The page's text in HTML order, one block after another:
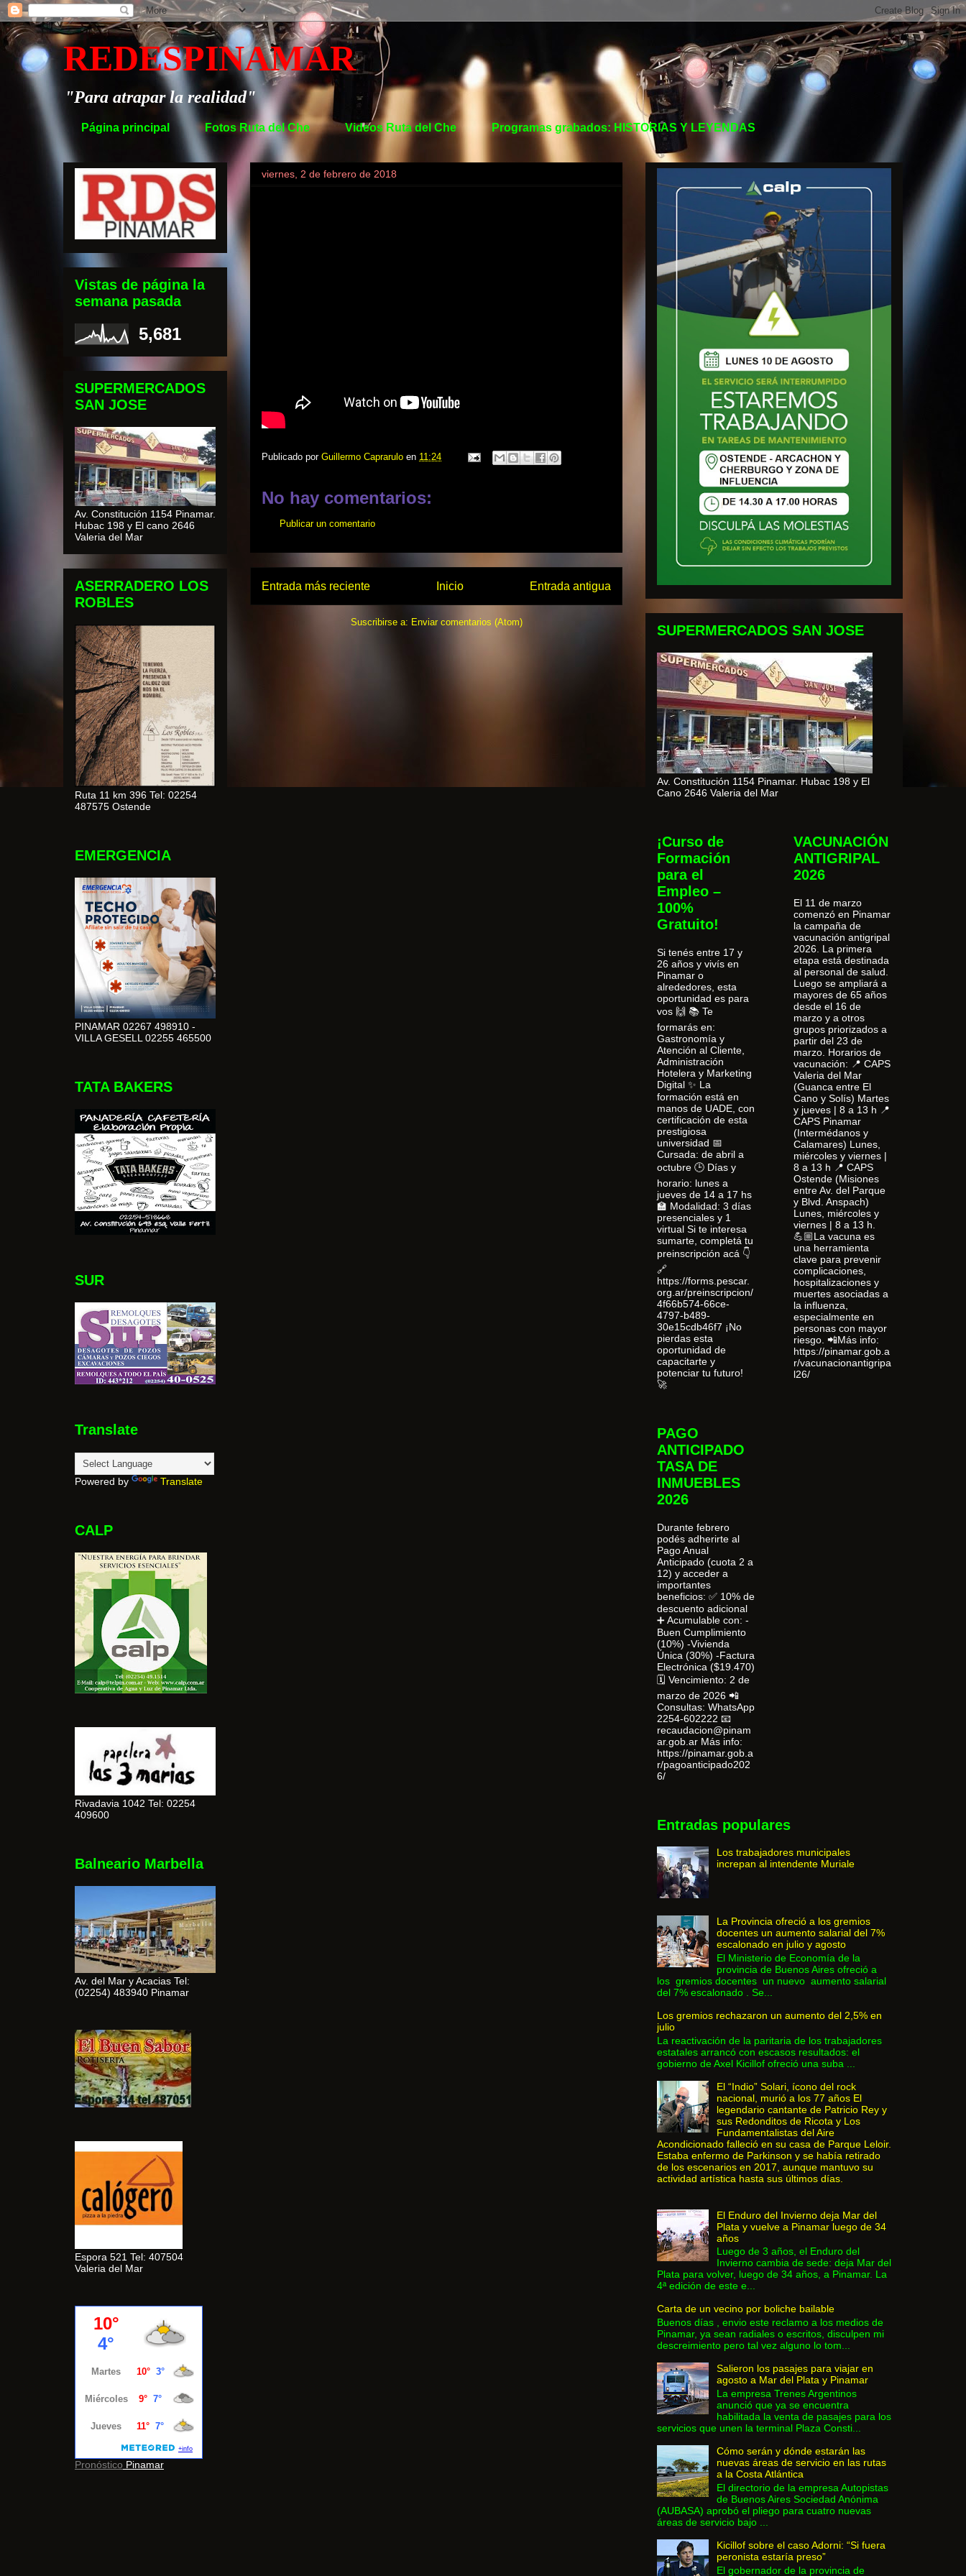
REDESPINAMAR
"Para atrapar la realidad"
Página principal Fotos Ruta del Che Videos Ruta del Che Programas grabados: HISTORIAS Y LEYENDAS
viernes, 2 de febrero de 2018
Publicado por Guillermo Caprarulo en 11:24
No hay comentarios:
Publicar un comentario
Entrada más reciente Entrada antigua
Inicio
Suscribirse a: Enviar comentarios (Atom)
Vistas de página la
semana pasada
5,681
SUPERMERCADOS
SAN JOSE
Av. Constitución 1154 Pinamar.
Hubac 198 y El cano 2646
Valeria del Mar
ASERRADERO LOS
ROBLES
Ruta 11 km 396 Tel: 02254
487575 Ostende
EMERGENCIA
PINAMAR 02267 498910 -
VILLA GESELL 02255 465500
TATA BAKERS
SUR
Translate
Powered by Translate
CALP
Rivadavia 1042 Tel: 02254
409600
Balneario Marbella
Av. del Mar y Acacias Tel:
(02254) 483940 Pinamar
Espora 521 Tel: 407504
Valeria del Mar
Pronóstico Pinamar
SUPERMERCADOS SAN JOSE
Av. Constitución 1154 Pinamar. Hubac 198 y El
Cano 2646 Valeria del Mar
¡Curso de
Formación
para el
Empleo –
100%
Gratuito!
Si tenés entre 17 y
26 años y vivís en
Pinamar o
alrededores, esta
oportunidad es para
vos 🙌 📚 Te
formarás en:
Gastronomía y
Atención al Cliente,
Administración
Hotelera y Marketing
Digital ✨ La
formación está en
manos de UADE, con
certificación de esta
prestigiosa
universidad 📅
Cursada: de abril a
octubre 🕒 Días y
horario: lunes a
jueves de 14 a 17 hs
🏫 Modalidad: 3 días
presenciales y 1
virtual Si te interesa
sumarte, completá tu
preinscripción acá 👇
🔗
https://forms.pescar.
org.ar/preinscripcion/
4f66b574-66ce-
4797-b489-
30e15cdb46f7 ¡No
pierdas esta
oportunidad de
capacitarte y
potenciar tu futuro!
🚀
PAGO
ANTICIPADO
TASA DE
INMUEBLES
2026
Durante febrero
podés adherirte al
Pago Anual
Anticipado (cuota 2 a
12) y acceder a
importantes
beneficios: ✅ 10% de
descuento adicional
➕ Acumulable con: -
Buen Cumplimiento
(10%) -Vivienda
Única (30%) -Factura
Electrónica ($19.470)
🗓 Vencimiento: 2 de
marzo de 2026 📲
Consultas: WhatsApp
2254-602222 📧
recaudacion@pinam
ar.gob.ar Más info:
https://pinamar.gob.a
r/pagoanticipado202
6/
VACUNACIÓN
ANTIGRIPAL
2026
El 11 de marzo
comenzó en Pinamar
la campaña de
vacunación antigripal
2026. La primera
etapa está destinada
al personal de salud.
Luego se ampliará a
mayores de 65 años
desde el 16 de
marzo y a otros
grupos priorizados a
partir del 23 de
marzo. Horarios de
vacunación: 📍 CAPS
Valeria del Mar
(Guanca entre El
Cano y Solís) Martes
y jueves | 8 a 13 h 📍
CAPS Pinamar
(Intermédanos y
Calamares) Lunes,
miércoles y viernes |
8 a 13 h 📍 CAPS
Ostende (Misiones
entre Av. del Parque
y Blvd. Anspach)
Lunes, miércoles y
viernes | 8 a 13 h.
💪🏼La vacuna es
una herramienta
clave para prevenir
complicaciones,
hospitalizaciones y
muertes asociadas a
la influenza,
especialmente en
personas con mayor
riesgo. 📲Más info:
https://pinamar.gob.a
r/vacunacionantigripa
l26/
Entradas populares
Los trabajadores municipales
increpan al intendente Muriale
La Provincia ofreció a los gremios
docentes un aumento salarial del 7%
escalonado en julio y agosto
El Ministerio de Economía de la
provincia de Buenos Aires ofreció a
los gremios docentes un nuevo aumento salarial
del 7% escalonado . Se...
Los gremios rechazaron un aumento del 2,5% en
julio
La reactivación de la paritaria de los trabajadores
estatales arrancó con escasos resultados: el
gobierno de Axel Kicillof ofreció una suba ...
El “Indio” Solari, ícono del rock
nacional, murió a los 77 años El
legendario cantante de Patricio Rey y
sus Redonditos de Ricota y Los
Fundamentalistas del Aire
Acondicionado falleció en su casa de Parque Leloir.
Estaba enfermo de Parkinson y se había retirado
de los escenarios en 2017, aunque mantuvo su
actividad artística hasta sus últimos días.
El Enduro del Invierno deja Mar del
Plata y vuelve a Pinamar luego de 34
años
Luego de 3 años, el Enduro del
Invierno cambia de sede: deja Mar del
Plata para volver, luego de 34 años, a Pinamar. La
4ª edición de este e...
Carta de un vecino por boliche bailable
Buenos días , envio este reclamo a los medios de
Pinamar, ya sean radiales o escritos, disculpen mi
descreimiento pero tal vez alguno lo tom...
Salieron los pasajes para viajar en
agosto a Mar del Plata y Pinamar
La empresa Trenes Argentinos
anunció que ya se encuentra
habilitada la venta de pasajes para los
servicios que unen la terminal Plaza Consti...
Cómo serán y dónde estarán las
nuevas áreas de servicio en las rutas
a la Costa Atlántica
El directorio de la empresa Autopistas
de Buenos Aires Sociedad Anónima
(AUBASA) aprobó el pliego para cuatro nuevas
áreas de servicio bajo ...
Kicillof sobre el caso Adorni: “Si fuera
peronista estaría preso”
El gobernador de la provincia de